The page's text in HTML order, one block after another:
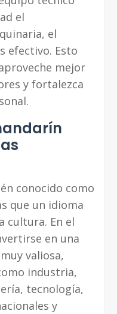
el
el
efectivo. Esto
mejor
y fortalezca
conocido como
que un idioma
cultura. En el
en una
valiosa,
industria,
tecnología,
y